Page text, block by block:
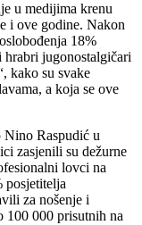
u medijima krenu
i ove godine. Nakon
18%
jugonostalgičari
kako su svake
a koja se ove
Nino Raspudić u
zasjenili su dežurne
lovci na
posjetitelja
za nošenje i
100 000 prisutnih na